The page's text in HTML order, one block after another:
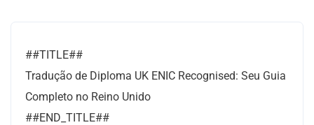
##TITLE##
Tradução de Diploma UK ENIC Recognised: Seu Guia
Completo no Reino Unido
##END_TITLE##